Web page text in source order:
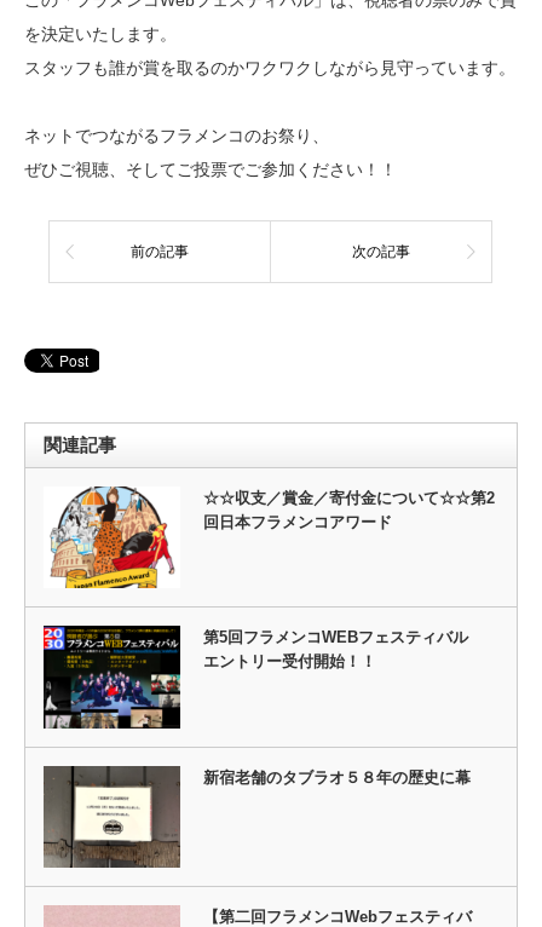
を決定いたします。
スタッフも誰が賞を取るのかワクワクしながら見守っています。
ネットでつながるフラメンコのお祭り、
ぜひご視聴、そしてご投票でご参加ください！！
前の記事 次の記事
関連記事
☆☆収支／賞金／寄付金について☆☆第2
回日本フラメンコアワード
第5回フラメンコWEBフェスティバル
エントリー受付開始！！
新宿老舗のタブラオ５８年の歴史に幕
【第二回フラメンコWebフェスティバ